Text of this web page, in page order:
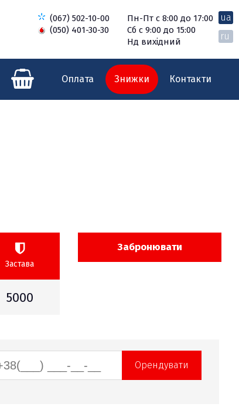
Пн-Пт с 8:00 до 17:00
Сб с 9:00 до 15:00
Нд вихідний
(067) 502-10-00
(050) 401-30-30
ua
ru
Контакти
Оплата Знижки
Застава
5000
Забронювати
Орендувати